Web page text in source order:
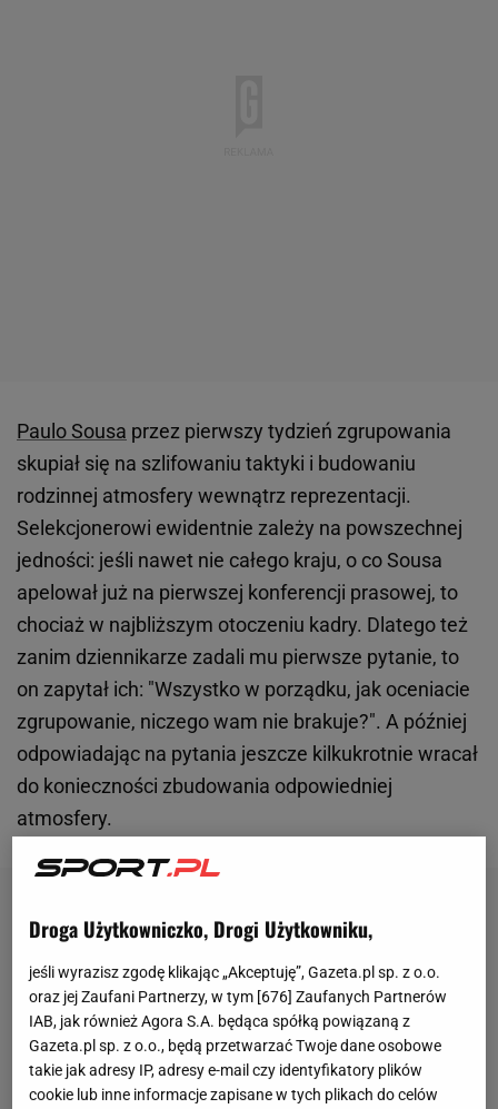
Paulo Sousa przez pierwszy tydzień zgrupowania
skupiał się na szlifowaniu taktyki i budowaniu
rodzinnej atmosfery wewnątrz reprezentacji.
Selekcjonerowi ewidentnie zależy na powszechnej
jedności: jeśli nawet nie całego kraju, o co Sousa
apelował już na pierwszej konferencji prasowej, to
chociaż w najbliższym otoczeniu kadry. Dlatego też
zanim dziennikarze zadali mu pierwsze pytanie, to
on zapytał ich: "Wszystko w porządku, jak oceniacie
zgrupowanie, niczego wam nie brakuje?". A później
odpowiadając na pytania jeszcze kilkukrotnie wracał
do konieczności zbudowania odpowiedniej
atmosfery.
Droga Użytkowniczko, Drogi Użytkowniku,
jeśli wyrazisz zgodę klikając „Akceptuję”, Gazeta.pl sp. z o.o.
oraz jej Zaufani Partnerzy, w tym [676] Zaufanych Partnerów
IAB, jak również Agora S.A. będąca spółką powiązaną z
Gazeta.pl sp. z o.o., będą przetwarzać Twoje dane osobowe
takie jak adresy IP, adresy e-mail czy identyfikatory plików
cookie lub inne informacje zapisane w tych plikach do celów